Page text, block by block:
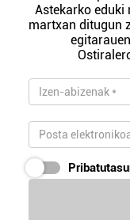
Astekarko eduki
martxan ditugun